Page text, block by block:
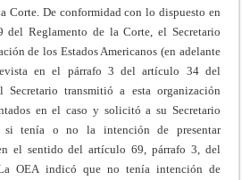
Corte. De conformidad con lo dispuesto en
Reglamento de la Corte, el Secretario
de los Estados Americanos (en adelante
en el párrafo 3 del artículo 34 del
Secretario transmitió a esta organización
en el caso y solicitó a su Secretario
si tenía o no la intención de presentar
el sentido del artículo 69, párrafo 3, del
OEA indicó que no tenía intención de